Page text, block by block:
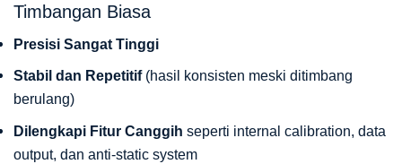
Timbangan Biasa
Presisi Sangat Tinggi
Stabil dan Repetitif(hasil konsisten meski ditimbang
berulang)
Dilengkapi Fitur Canggih seperti internal calibration, data
output, dan anti-static system